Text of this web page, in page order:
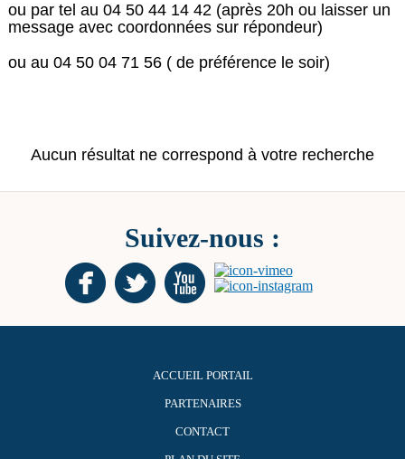
ou par tel au 04 50 44 14 42 (après 20h ou laisser un
message avec coordonnées sur répondeur)
ou au 04 50 04 71 56 ( de préférence le soir)
Aucun résultat ne correspond à votre recherche
Suivez-nous :
ACCUEIL PORTAIL
PARTENAIRES
CONTACT